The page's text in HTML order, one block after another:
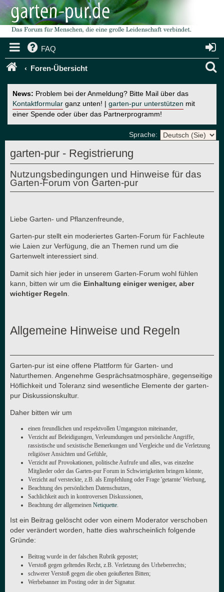
FAQ
Foren-Übersicht
News: Problem bei der Anmeldung? Bitte Mail über das
Kontaktformular ganz unten! | garten-pur unterstützen mit
einer Spende oder über das Partnerprogramm!
Sprache:
garten-pur - Registrierung
Nutzungsbedingungen und Hinweise für das
Garten-Forum von Garten-pur
Liebe Garten- und Pflanzenfreunde,
Garten-pur stellt ein moderiertes Garten-Forum für Fachleute
wie Laien zur Verfügung, die an Themen rund um die
Gartenwelt interessiert sind.
Damit sich hier jeder in unserem Garten-Forum wohl fühlen
kann, bitten wir um die Einhaltung einiger weniger, aber
wichtiger Regeln
Allgemeine Hinweise und Regeln
Garten-pur ist eine offene Plattform für Garten- und
Naturthemen. Angenehme Gesprächsatmosphäre, gegenseitige
Höflichkeit und Toleranz sind wesentliche Elemente der garten-
pur Diskussionskultur.
Daher bitten wir um
einen freundlichen und respektvollen Umgangston miteinander,
Verzicht auf Beleidigungen, Verleumdungen und persönliche Angriffe,
rassistische und sexistische Bemerkungen und Vergleiche und die Verletzung
religiöser Ansichten und Gefühle,
Verzicht auf Provokationen, politische Aufrufe und alles, was einzelne
Mitglieder oder das Garten-pur Forum in Schwierigkeiten bringen könnte,
Verzicht auf versteckte, z.B. als Empfehlung oder Frage 'getarnte' Werbung,
Beachtung des persönlichen Datenschutzes,
Sachlichkeit auch in kontroversen Diskussionen,
Beachtung der allgemeinen Netiquette.
Ist ein Beitrag gelöscht oder von einem Moderator verschoben
oder verändert worden, hatte dies wahrscheinlich folgende
Gründe:
Beitrag wurde in der falschen Rubrik gepostet;
Verstoß gegen geltendes Recht, z.B. Verletzung des Urheberrechts;
schwerer Verstoß gegen die oben geäußerten Bitten;
Werbebanner im Posting oder in der Signatur.